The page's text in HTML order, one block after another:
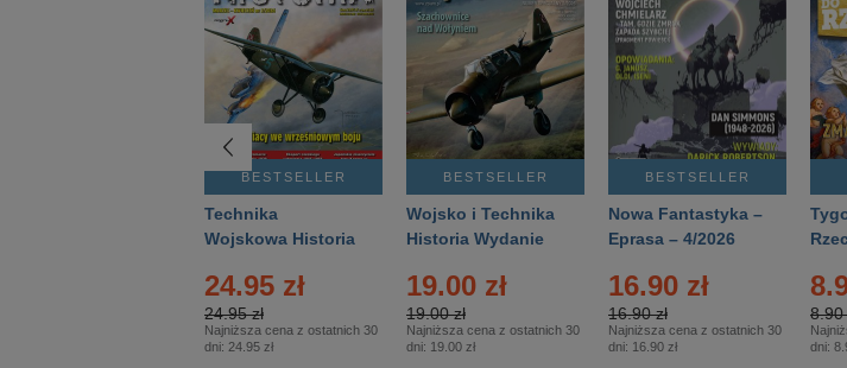
BESTSELLER
Technika
Wojskowa Historia
24.95 zł
24.95 zł
Najniższa cena z ostatnich 30
dni: 24.95 zł
BESTSELLER
Wojsko i Technika
Historia Wydanie
– 2/2026
19.00 zł
19.00 zł
Najniższa cena z ostatnich 30
dni: 19.00 zł
BESTSELLER
Nowa Fantastyka –
Eprasa – 4/2026
16.90 zł
16.90 zł
Najniższa cena z ostatnich 30
dni: 16.90 zł
8.90
dni: